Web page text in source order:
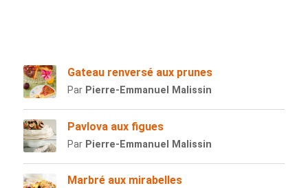
Gateau renversé aux prunes
Par Pierre-Emmanuel Malissin
Pavlova aux figues
Par Pierre-Emmanuel Malissin
Marbré aux mirabelles